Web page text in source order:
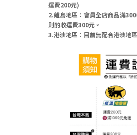
運費200元)
2.離島地區：會員全店商品滿
則酌收運費300元。
3.港澳地區：目前無配合港澳地